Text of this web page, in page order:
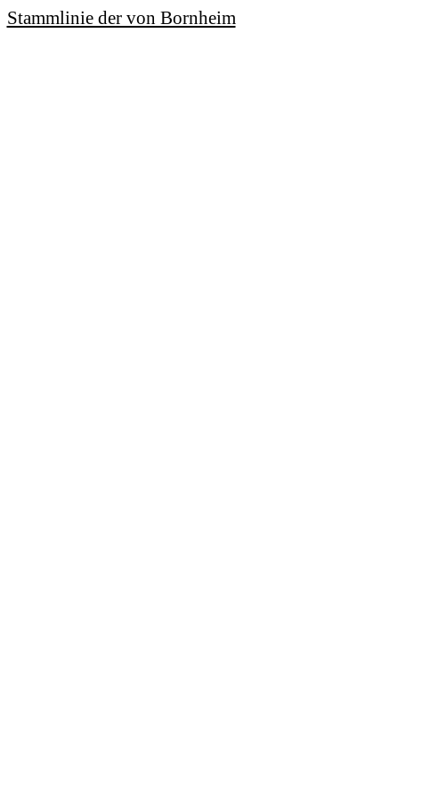
Stammlinie der von Bornheim